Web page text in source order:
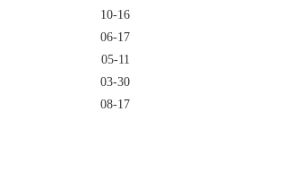
10-16
06-17
05-11
03-30
08-17